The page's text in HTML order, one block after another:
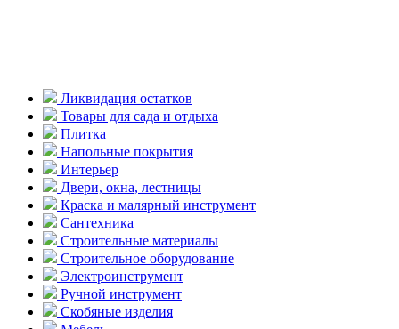
Ликвидация остатков
Товары для сада и отдыха
Плитка
Напольные покрытия
Интерьер
Двери, окна, лестницы
Краска и малярный инструмент
Сантехника
Строительные материалы
Строительное оборудование
Электроинструмент
Ручной инструмент
Скобяные изделия